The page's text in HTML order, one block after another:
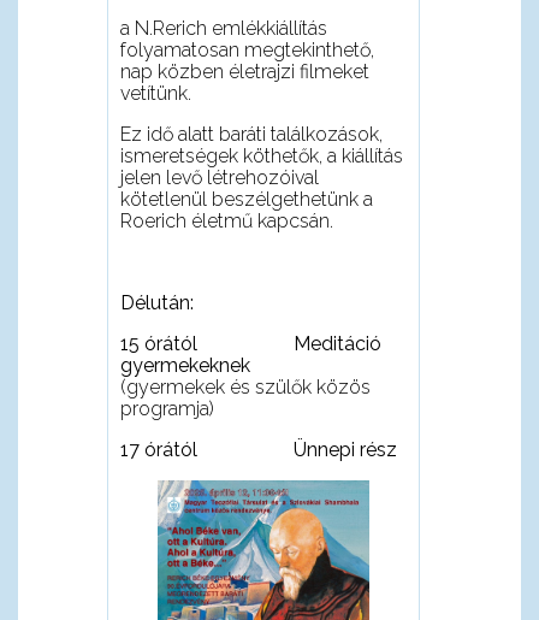
a N.Rerich emlékkiállítás
folyamatosan megtekinthető,
nap közben életrajzi filmeket
vetítünk.
Ez időalatt baráti találkozások,
ismeretségek köthetők, a kiállítás
jelen levőlétrehozóival
kötetlenül beszélgethetünk a
Roerich életműkapcsán.
Délután:
15 órától
Meditáció
gyermekeknek
(gyermekek és szülők közös
programja)
17 órától
Ünnepi rész